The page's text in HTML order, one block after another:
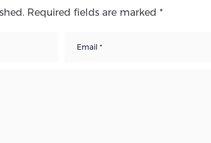
Required fields are marked *